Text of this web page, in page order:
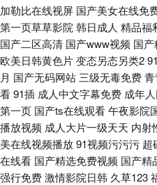
加勒比在线视屏 国产美女在线免
第一页草草影院 韩日成人 精品福
国产二区高清 国产www视频 国
欧美日韩黄色片变态另态另类2
月 国产无码网站 三级无毒免费青
看91插 成人中文字幕免费 成年
第一页 国产ts在线观看午夜影院
播放视频 成人大片一级天天 内射
美在线视频播放91视频污污污 超
在线看 国产精选免费视频 国产精
强行免费激情影院日韩 久草123